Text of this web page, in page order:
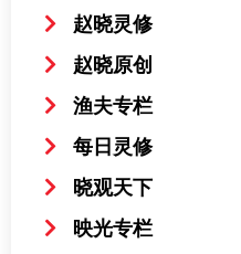
赵晓灵修
赵晓原创
渔夫专栏
每日灵修
晓观天下
映光专栏